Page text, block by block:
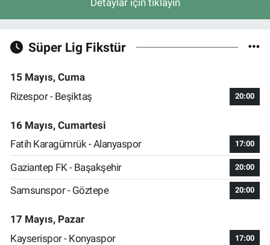
Süper Lig Fikstür
15 Mayıs, Cuma
Rizespor - Beşiktaş
20:00
16 Mayıs, Cumartesi
Fatih Karagümrük - Alanyaspor
17:00
Gaziantep FK - Başakşehir 20:00
Samsunspor - Göztepe 20:00
17 Mayıs, Pazar
Kayserispor - Konyaspor
17:00